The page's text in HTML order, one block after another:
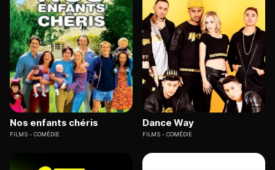
Nos enfants chéris
FILMS COMÉDIE
Dance Way
FILMS COMÉDIE